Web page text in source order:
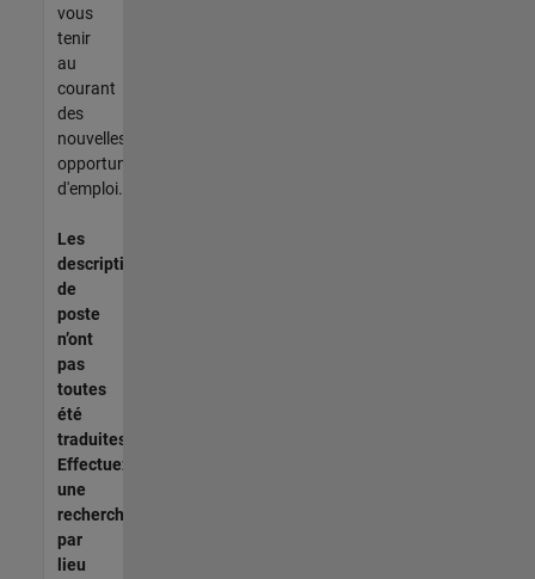
vous
tenir
au
courant
des
nouvelles
opportunités
d'emploi.
Les
descriptions
de
poste
n’ont
pas
toutes
été
traduites.
Effectuez
une
recherche
par
lieu